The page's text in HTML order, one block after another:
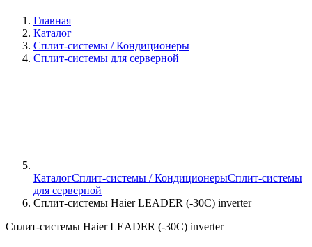
Главная
Каталог
Сплит-системы / Кондиционеры
Сплит-системы для серверной
КаталогСплит-системы / КондиционерыСплит-системы
для серверной
Сплит-системы Haier LEADER (-30С) inverter
Сплит-системы Haier LEADER (-30С) inverter